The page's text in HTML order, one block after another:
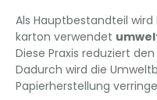
Als Hauptbestandteil
karton verwendet
Diese Praxis reduziert
Dadurch wird die
Papierherstellung